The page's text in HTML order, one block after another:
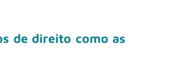
de direito como as